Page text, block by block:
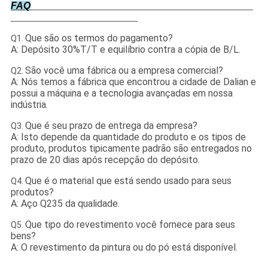
FAQ
Q1. Que são os termos do pagamento?
A: Depósito 30%T/T e equilíbrio contra a cópia de B/L.
Q2. São você uma fábrica ou a empresa comercial?
A: Nós temos a fábrica que encontrou a cidade de Dalian e
possui a máquina e a tecnologia avançadas em nossa
indústria.
Q3. Que é seu prazo de entrega da empresa?
A: Isto depende da quantidade do produto e os tipos de
produto, produtos tipicamente padrão são entregados no
prazo de 20 dias após recepção do depósito.
Q4. Que é o material que está sendo usado para seus
produtos?
A: Aço Q235 da qualidade.
Q5. Que tipo do revestimento você fornece para seus
bens?
A: O revestimento da pintura ou do pó está disponível.